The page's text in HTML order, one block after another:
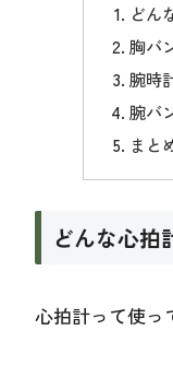
どん
胸バ
腕時
腕バ
まと
どんな心拍
心拍計って使っ